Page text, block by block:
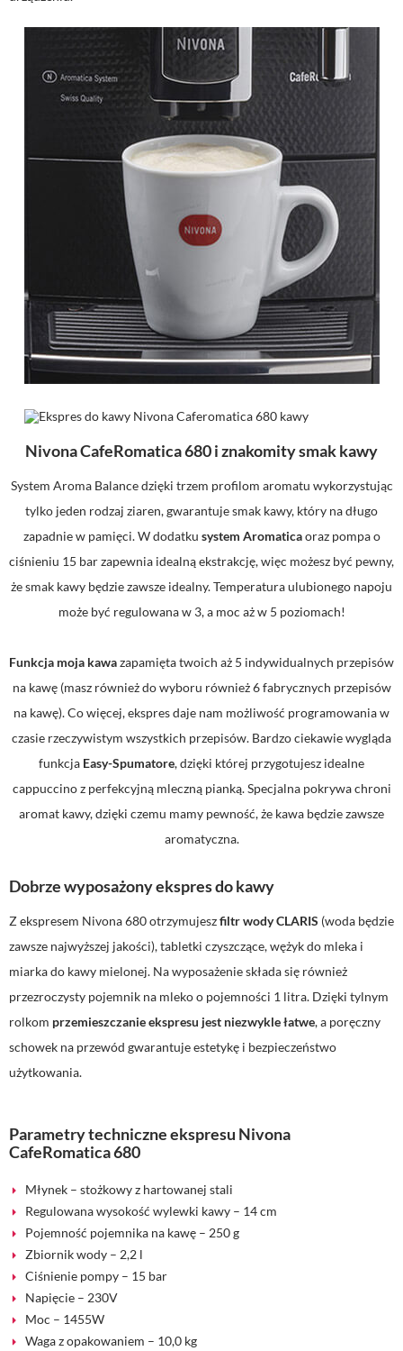
Nivona CafeRomatica 680 i znakomity smak kawy
System Aroma Balance dzięki trzem profilom aromatu wykorzystując
tylko jeden rodzaj ziaren, gwarantuje smak kawy, który na długo
zapadnie w pamięci. W dodatku system Aromaticaoraz pompa o
ciśnieniu 15 bar zapewnia idealną ekstrakcję, więc możesz być pewny,
że smak kawy będzie zawsze idealny. Temperatura ulubionego napoju
może być regulowana w 3, a moc aż w 5 poziomach!
Funkcja moja kawazapamięta twoich aż 5 indywidualnych przepisów
na kawę (masz również do wyboru również 6 fabrycznych przepisów
na kawę). Co więcej, ekspres daje nam możliwość programowania w
czasie rzeczywistym wszystkich przepisów. Bardzo ciekawie wygląda
funkcja Easy-Spumatore, dzięki której przygotujesz idealne
cappuccino z perfekcyjną mleczną pianką. Specjalna pokrywa chroni
aromat kawy, dzięki czemu mamy pewność, że kawa będzie zawsze
aromatyczna.
Dobrze wyposażony ekspres do kawy
Z ekspresem Nivona 680 otrzymujeszfiltr wody CLARIS (woda będzie
zawsze najwyższej jakości), tabletki czyszczące, wężyk do mleka i
miarka do kawy mielonej. Na wyposażenie składa się również
przezroczysty pojemnik na mleko o pojemności 1 litra. Dzięki tylnym
rolkom przemieszczanie ekspresu jest niezwykle łatwe, a poręczny
schowek na przewód gwarantuje estetykę i bezpieczeństwo
użytkowania.
Parametry techniczne ekspresu Nivona
CafeRomatica 680
Młynek – stożkowy z hartowanej stali
Regulowana wysokość wylewki kawy – 14 cm
Pojemność pojemnika na kawę – 250 g
Zbiornik wody – 2,2 l
Ciśnienie pompy – 15 bar
Napięcie – 230V
Moc – 1455W
Waga z opakowaniem – 10,0 kg